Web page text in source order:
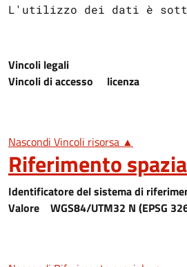
L'utilizzo dei dati è
Vincoli legali
Vincoli di accesso licenza
Nascondi Vincoli risorsa ▲
Riferimento
Identificatore del sistema di
Valore WGS84/UTM32 N (EPSG